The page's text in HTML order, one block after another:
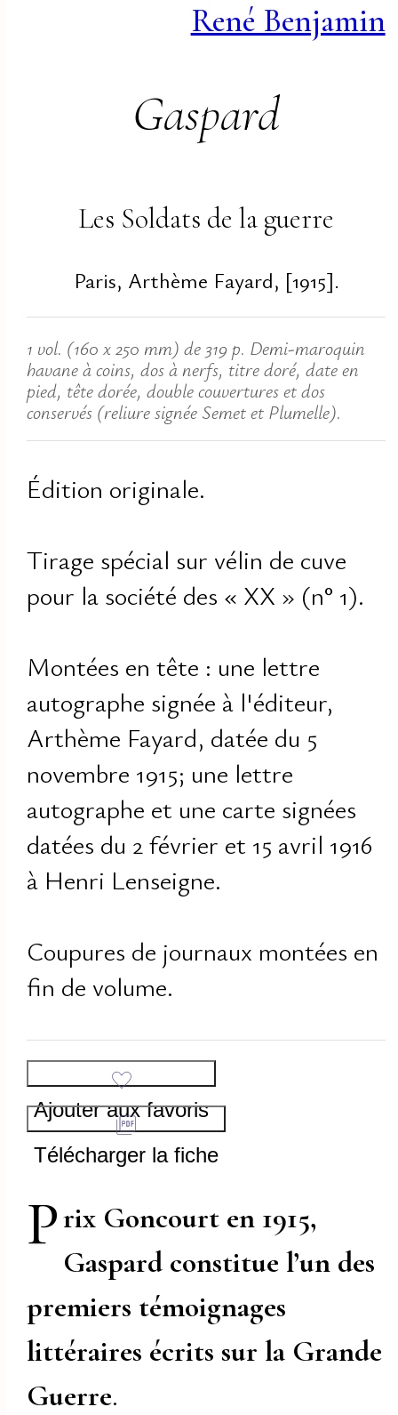
René Benjamin
Gaspard
Les Soldats de la guerre
Paris, Arthème Fayard, [1915].
1 vol. (160 x 250 mm) de 319 p. Demi-maroquin
havane à coins, dos à nerfs, titre doré, date en
pied, tête dorée, double couvertures et dos
conservés (reliure signée Semet et Plumelle).
Édition originale.
Tirage spécial sur vélin de cuve
pour la société des « XX » (n° 1).
Montées en tête : une lettre
autographe signée à l'éditeur,
Arthème Fayard, datée du 5
novembre 1915; une lettre
autographe et une carte signées
datées du 2 février et 15 avril 1916
à Henri Lenseigne.
Coupures de journaux montées en
fin de volume.
Ajouter aux favoris
Télécharger la fiche
Prix Goncourt en 1915,
Gaspard constitue l’un des
premiers témoignages
littéraires écrits sur la Grande
Guerre.